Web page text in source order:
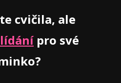
cvičila, ale
pro své